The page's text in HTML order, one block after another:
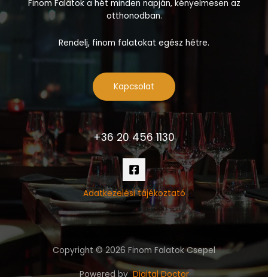
Finom Falatok a hét minden napján, kényelmesen az
otthonodban.
Rendelj, finom falatokat egész hétre.
Kapcsolat
+36 20 456 1130
Adatkezelési tájékoztató
Copyright © 2026 Finom Falatok Csepel
Powered byDigital Doctor